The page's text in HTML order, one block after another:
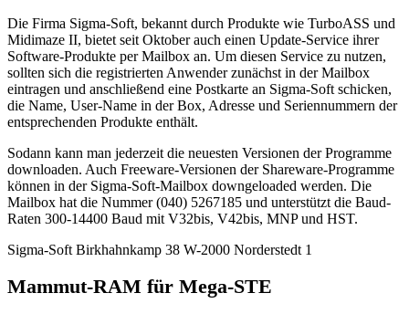
Die Firma Sigma-Soft, bekannt durch Produkte wie TurboASS und
Midimaze II, bietet seit Oktober auch einen Update-Service ihrer
Software-Produkte per Mailbox an. Um diesen Service zu nutzen,
sollten sich die registrierten Anwender zunächst in der Mailbox
eintragen und anschließend eine Postkarte an Sigma-Soft schicken,
die Name, User-Name in der Box, Adresse und Seriennummern der
entsprechenden Produkte enthält.
Sodann kann man jederzeit die neuesten Versionen der Programme
downloaden. Auch Freeware-Versionen der Shareware-Programme
können in der Sigma-Soft-Mailbox downgeloaded werden. Die
Mailbox hat die Nummer (040) 5267185 und unterstützt die Baud-
Raten 300-14400 Baud mit V32bis, V42bis, MNP und HST.
Sigma-Soft Birkhahnkamp 38 W-2000 Norderstedt 1
Mammut-RAM für Mega-STE